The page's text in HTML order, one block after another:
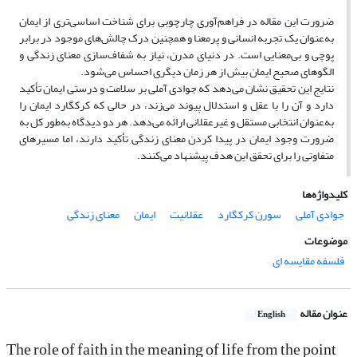
ضرورت این مقاله در فراهم‌آوری چارچوبی برای شناخت اساسی‌تری از ایمان
به‌عنوان یک تجربه انسانی و پرمعنا و همچنین درک چالش‌های موجود در برابر
پوچی و بی‌معنایی است. در دنیای مدرن، نیاز به شفاف‌سازی معنای زندگی و
الگوهای صحیح ایمان بیش از هر زمان دیگری احساس می‌شود.
نتایج این تحقیق نشان می‌دهد که جوادی آملی بر سلامت و درستی ایمان تأکید
دارد و آن را با عقل و استدلال پیوند می‌زند، در حالی که کرکگارد ایمان را
به‌عنوان انتخابی مستقل و غیرعقلانی ارائه می‌دهد. هر دو دیدگاه به‌طور کل به
ضرورت وجود ایمان در پیدا کردن معنای زندگی تأکید دارند، اما مسیرهای
متفاوتی را برای تحقق این هدف پیشنهاد می‌کنند.
کلیدواژه‌ها
جوادی آملی
سورن کرکگارد عقلانیت ایمان
معنای زندگی
موضوعات
فلسفه مقایسه ای
عنوان مقاله English
The role of faith in the meaning of life from the point